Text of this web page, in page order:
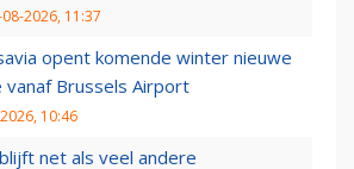
2026, 11:37
opent komende winter nieuwe
vanaf Brussels Airport
10:46
net als veel andere